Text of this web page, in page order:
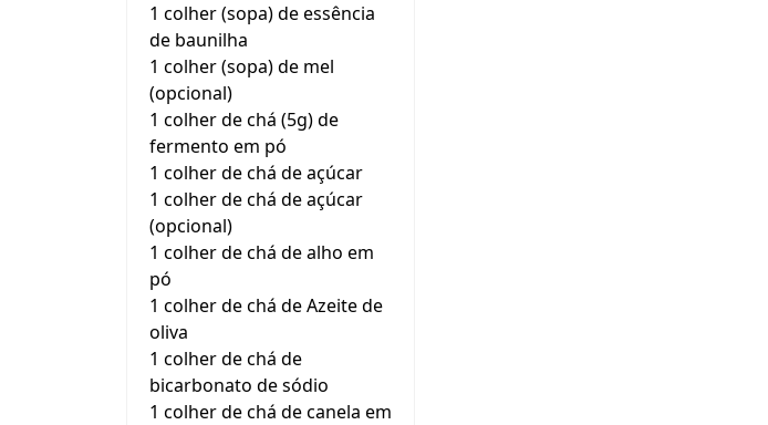
1 colher (sopa) de essência
de baunilha
1 colher (sopa) de mel
(opcional)
1 colher de chá (5g) de
fermento em pó
1 colher de chá de açúcar
1 colher de chá de açúcar
(opcional)
1 colher de chá de alho em
pó
1 colher de chá de Azeite de
oliva
1 colher de chá de
bicarbonato de sódio
1 colher de chá de canela em